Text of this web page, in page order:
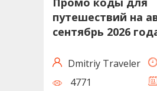
путешествий на
сентябрь 2026
Dmitriy Traveler
4771